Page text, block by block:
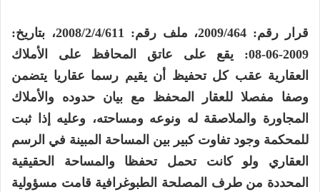
قرار رقم: 2009/464، ملف رقم: 2008/2/4/611، بتاريخ:
2009-06-08: يقع على عاتق المحافظ على الأملاك
العقارية عقب كل تحفيظ أن يقيم رسما عقاريا يتضمن
وصفا مفصلا للعقار المحفظ مع بيان حدوده والأملاك
المجاورة والملاصقة له ونوعه ومساحته، وعليه إذا ثبت
للمحكمة وجود تفاوت كبير بين المساحة المبينة في الرسم
العقاري ولو كانت تحمل تحفظا والمساحة الحقيقية
المحددة من طرف المصلحة الطبوغرافية قامت مسؤولية